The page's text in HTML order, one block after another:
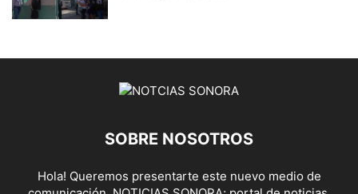
SOBRE NOSOTROS
Hola! Queremos presentarte este nuevo medio de